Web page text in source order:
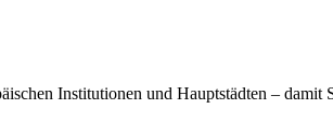
Institutionen und Hauptstädten –